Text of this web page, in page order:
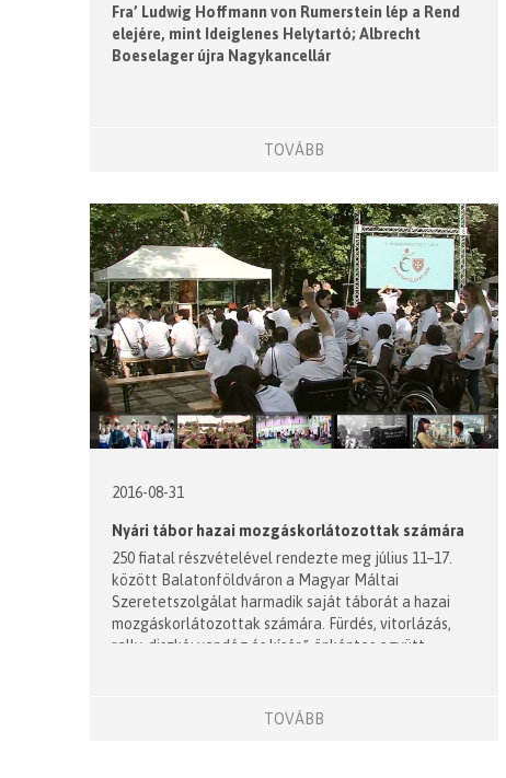
Fra’ Ludwig Hoffmann von Rumerstein lép a Rend
elejére, mint Ideiglenes Helytartó; Albrecht
Boeselager újra Nagykancellár
TOVÁBB
2016-08-31
Nyári tábor hazai mozgáskorlátozottak számára
250 fiatal részvételével rendezte meg július 11–17.
között Balatonföldváron a Magyar Máltai
Szeretetszolgálat harmadik saját táborát a hazai
mozgáskorlátozottak számára. Fürdés, vitorlázás,
rally, diszkó: vendég és kísérő önkéntes együtt
TOVÁBB